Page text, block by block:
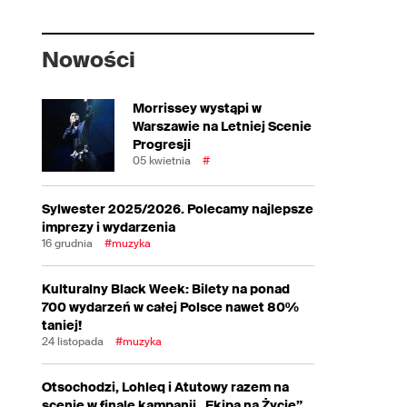
Nowości
Morrissey wystąpi w
Warszawie na Letniej Scenie
Progresji
05 kwietnia #
Sylwester 2025/2026. Polecamy najlepsze
imprezy i wydarzenia
16 grudnia #muzyka
Kulturalny Black Week: Bilety na ponad
700 wydarzeń w całej Polsce nawet 80%
taniej!
24 listopada #muzyka
Otsochodzi, Lohleq i Atutowy razem na